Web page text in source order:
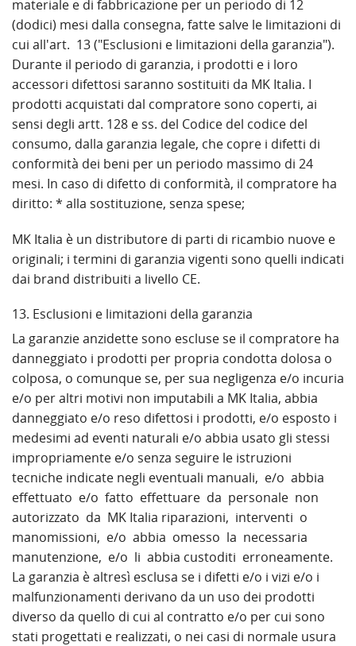
materiale e di fabbricazione per un periodo di 12
(dodici) mesi dalla consegna, fatte salve le limitazioni di
cui all'art. 13 ("Esclusioni e limitazioni della garanzia").
Durante il periodo di garanzia, i prodotti e i loro
accessori difettosi saranno sostituiti da MK Italia. I
prodotti acquistati dal compratore sono coperti, ai
sensi degli artt. 128 e ss. del Codice del codice del
consumo, dalla garanzia legale, che copre i difetti di
conformità dei beni per un periodo massimo di 24
mesi. In caso di difetto di conformità, il compratore ha
diritto: * alla sostituzione, senza spese;
MK Italia è un distributore di parti di ricambio nuove e
originali; i termini di garanzia vigenti sono quelli indicati
dai brand distribuiti a livello CE.
13. Esclusioni e limitazioni della garanzia
La garanzie anzidette sono escluse se il compratore ha
danneggiato i prodotti per propria condotta dolosa o
colposa, o comunque se, per sua negligenza e/o incuria
e/o per altri motivi non imputabili a MK Italia, abbia
danneggiato e/o reso difettosi i prodotti, e/o esposto i
medesimi ad eventi naturali e/o abbia usato gli stessi
impropriamente e/o senza seguire le istruzioni
tecniche indicate negli eventuali manuali, e/o abbia
effettuato e/o fatto effettuare da personale non
autorizzato da MK Italia riparazioni, interventi o
manomissioni, e/o abbia omesso la necessaria
manutenzione, e/o li abbia custoditi erroneamente.
La garanzia è altresì esclusa se i difetti e/o i vizi e/o i
malfunzionamenti derivano da un uso dei prodotti
diverso da quello di cui al contratto e/o per cui sono
stati progettati e realizzati, o nei casi di normale usura